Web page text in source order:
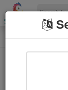
Shopizen
Home Paintings